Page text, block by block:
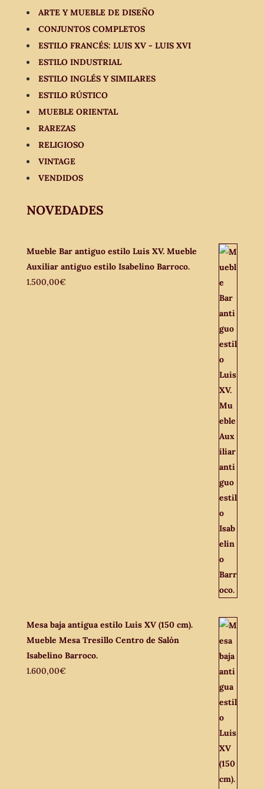
ARTE Y MUEBLE DE DISEÑO
CONJUNTOS COMPLETOS
ESTILO FRANCÉS: LUIS XV - LUIS XVI
ESTILO INDUSTRIAL
ESTILO INGLÉS Y SIMILARES
ESTILO RÚSTICO
MUEBLE ORIENTAL
RAREZAS
RELIGIOSO
VINTAGE
VENDIDOS
NOVEDADES
Mueble Bar antiguo estilo Luis XV. Mueble
Auxiliar antiguo estilo Isabelino Barroco.
1.500,00€
Mesa baja antigua estilo Luis XV (150 cm).
Mueble Mesa Tresillo Centro de Salón
Isabelino Barroco.
1.600,00€